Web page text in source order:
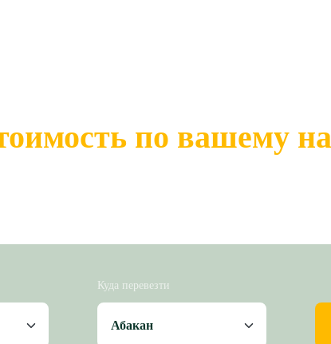
по вашему
Куда перевезти